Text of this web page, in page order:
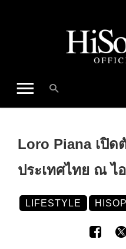
Loro Piana เปิด
ประเทศไทย ณ ไ
LIFESTYLE